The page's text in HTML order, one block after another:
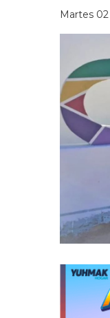
Martes